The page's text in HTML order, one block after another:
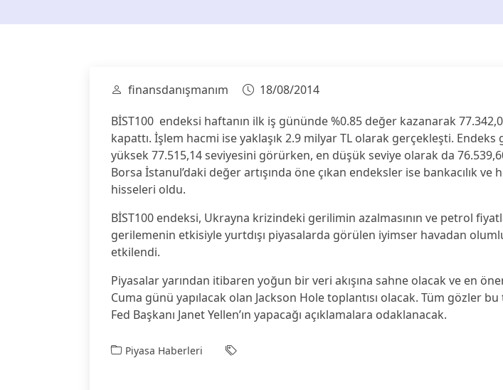
finansdanışmanım
18/08/2014
BİST100 endeksi haftanın ilk iş gününde %0.85 değer kazanarak
kapattı. İşlem hacmi ise yaklaşık 2.9 milyar TL olarak gerçekleşti. Endeks
yüksek 77.515,14 seviyesini görürken, en düşük seviye olarak da
Borsa İstanul’daki değer artışında öne çıkan endeksler ise bankacılık ve
hisseleri oldu.
BİST100 endeksi, Ukrayna krizindeki gerilimin azalmasının ve petrol
gerilemenin etkisiyle yurtdışı piyasalarda görülen iyimser havadan
etkilendi.
Piyasalar yarından itibaren yoğun bir veri akışına sahne olacak ve en
Cuma günü yapılacak olan Jackson Hole toplantısı olacak. Tüm gözler bu
Fed Başkanı Janet Yellen’ın yapacağı açıklamalara odaklanacak.
Piyasa Haberleri